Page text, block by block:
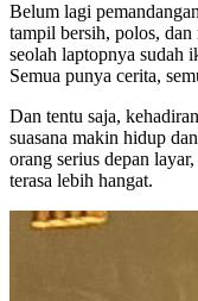
Belum lagi
tampil bersih, polos,
seolah laptopnya sudah
Semua punya cerita,
Dan tentu saja,
suasana makin hidup
orang serius depan
terasa lebih hangat.